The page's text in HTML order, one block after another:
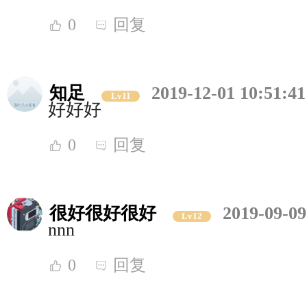
0 回复
知足 Lv11
2019-12-01 10:51:41
好好好
0 回复
很好很好很好 Lv12
2019-09-
nnn
0 回复